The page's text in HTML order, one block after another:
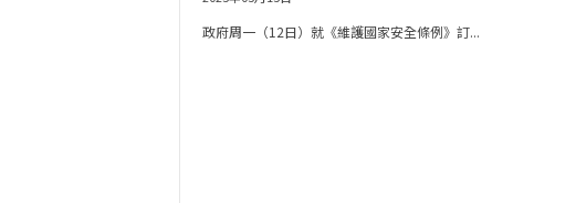
政府周一（12日）就《維護國家安全條例》訂...